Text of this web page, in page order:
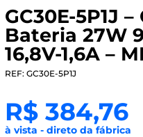
GC30E-5P1J
Bateria 27W
16,8V-1,6A –
REF: GC30E-5P1J
R$384,76
à vista - direto da fábrica